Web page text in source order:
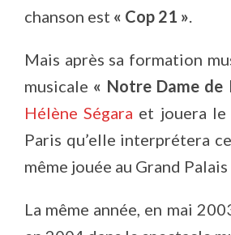
chanson est « Cop 21 ».
Mais après sa formation
musicale « Notre Dame de
Hélène Ségara et jouera le
Paris qu’elle interprétera
même jouée au Grand
La même année, en mai